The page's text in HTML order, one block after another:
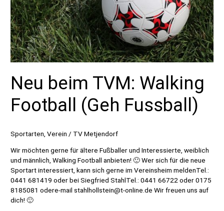
Neu beim TVM: Walking
Football (Geh Fussball)
Sportarten ,Verein / TV Metjendorf
Wir möchten gerne für ältere Fußballer und Interessierte, weiblich
und männlich, Walking Football anbieten! 🙂 Wer sich für die neue
Sportart interessiert, kann sich gerne im Vereinsheim meldenTel.:
0441 681419 oder bei Siegfried StahlTel.: 0441 66722 oder 0175
8185081 odere-mail stahlhollstein@t-online.de Wir freuen uns auf
dich! 🙂